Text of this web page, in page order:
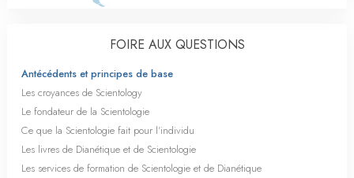
FOIRE AUX QUESTIONS
Antécédents et principes de base
Les croyances de Scientology
Le fondateur de la Scientologie
Ce que la Scientologie fait pour l’individu
Les livres de Dianétique et de Scientologie
Les services de formation de Scientologie et de Dianétique